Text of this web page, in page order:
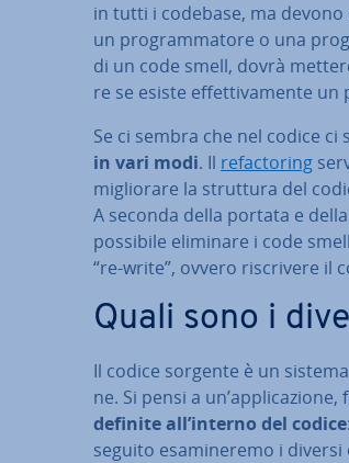
in tutti i codebase, ma
un pro­gram­ma­to­re o una
di un code smell, dovrà
re se esiste ef­fet­ti­va­men­te un
Se ci sembra che nel codice ci
in vari modi. Il re­fac­to­ring
mi­glio­ra­re la struttura del
A seconda della portata e
possibile eliminare i code
“re-write”, ovvero ri­scri­ve­re il
Quali sono i
Il codice sorgente è un
ne. Si pensi a un’ap­pli­ca­zio­ne,
definite all’interno del codice
seguito esa­mi­ne­re­mo i